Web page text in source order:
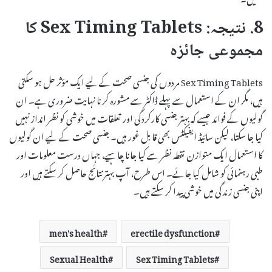
8. نتیجہ: Sex Timing Tablets کا
مجموعی جائزہ
Sex Timing Tablets مردوں کی جنسی صحت کے لیے ایک مؤثر حل ہو سکتی
ہیں، مگر ان کے استعمال سے پہلے ڈاکٹر سے مشورہ کرنا نہایت ضروری ہے۔ ان
گولیوں کے فوائد جیسے کہ بہتر جنسی کارکردگی اور تعلقات میں خوشی کو نظر انداز نہیں
کیا جا سکتا، لیکن سائیڈ ایفیکٹس بھی قابل غور ہیں۔ جنسی صحت کے لیے ان گولیوں
کا استعمال ایک متوازن نقطہ نظر سے کیا جانا چاہیے، جہاں درست معلومات اور
طبی رہنمائی کو شامل کیا جائے۔ اس طرح، آپ بہتر نتائج حاصل کر سکتے ہیں اور
اپنی جنسی زندگی میں خوشی پیدا کر سکتے ہیں۔
erectile dysfunction
men's health
Sex Timing Tablets
Sexual Health